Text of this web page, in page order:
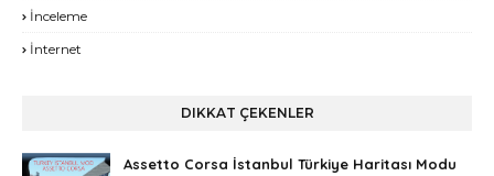
İnceleme
İnternet
DIKKAT ÇEKENLER
Assetto Corsa İstanbul Türkiye Haritası Modu